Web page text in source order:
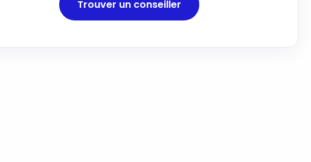
Trouver un conseiller